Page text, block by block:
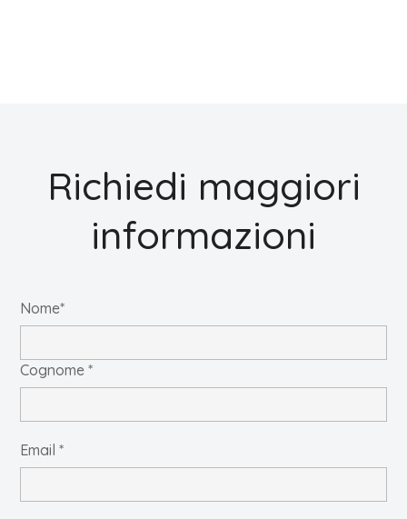
Richiedi maggiori
informazioni
Nome*
Cognome *
Email *